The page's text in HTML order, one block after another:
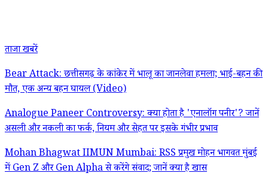
ताजा खबरें
Bear Attack: छत्तीसगढ़ के कांकेर में भालू का जानलेवा हमला; भाई-बहन की
मौत, एक अन्य बहन घायल (Video)
Analogue Paneer Controversy: क्या होता है 'एनालॉग पनीर'? जानें
असली और नकली का फर्क, नियम और सेहत पर इसके गंभीर प्रभाव
Mohan Bhagwat IIMUN Mumbai: RSS प्रमुख मोहन भागवत मुंबई
में Gen Z और Gen Alpha से करेंगे संवाद; जानें क्या है खास